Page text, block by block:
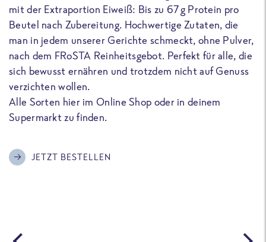
mit der Extraportion Eiweiß: Bis zu 67 g Protein pro
Beutel nach Zubereitung. Hochwertige Zutaten, die
man in jedem unserer Gerichte schmeckt, ohne Pulver,
nach dem FRoSTA Reinheitsgebot. Perfekt für alle, die
sich bewusst ernähren und trotzdem nicht auf Genuss
verzichten wollen.
Alle Sorten hier im Online Shop oder in deinem
Supermarkt zu finden.
JETZT BESTELLEN